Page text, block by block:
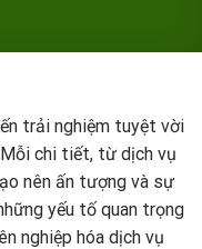
trải nghiệm tuyệt vời
Mỗi chi tiết, từ dịch vụ
nên ấn tượng và sự
yếu tố quan trọng
nghiệp hóa dịch vụ